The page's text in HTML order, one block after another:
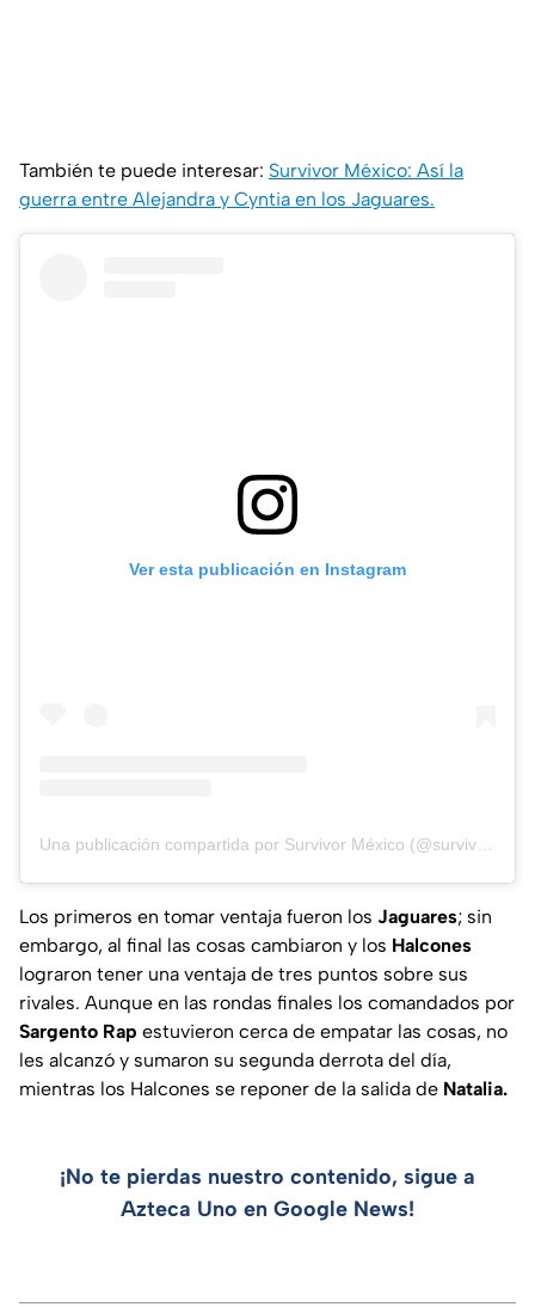
También te puede interesar: Survivor México: Así la
guerra entre Alejandra y Cyntia en los Jaguares.
Ver esta publicación en Instagram
Una publicación compartida por Survivor México (@survivormexico)
Los primeros en tomar ventaja fueron los Jaguares; sin
embargo, al final las cosas cambiaron y los Halcones
lograron tener una ventaja de tres puntos sobre sus
rivales. Aunque en las rondas finales los comandados por
Sargento Rap estuvieron cerca de empatar las cosas, no
les alcanzó y sumaron su segunda derrota del día,
mientras los Halcones se reponer de la salida de Natalia.
¡No te pierdas nuestro contenido, sigue a
Azteca Uno en Google News!